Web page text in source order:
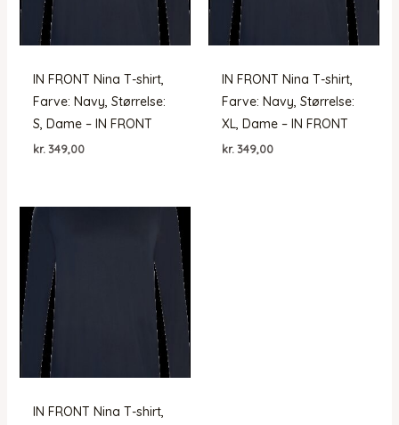
IN FRONT Nina T-shirt,
Farve: Navy, Størrelse:
S, Dame – IN FRONT
kr.349,00
IN FRONT Nina T-shirt,
Farve: Navy, Størrelse:
XL, Dame – IN FRONT
kr.349,00
IN FRONT Nina T-shirt,